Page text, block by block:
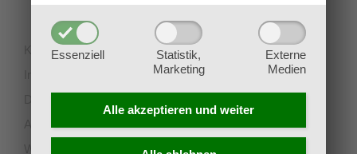
Essenziell
Statistik,
Marketing
Externe
Medien
Alle akzeptieren und weiter
Kontakt